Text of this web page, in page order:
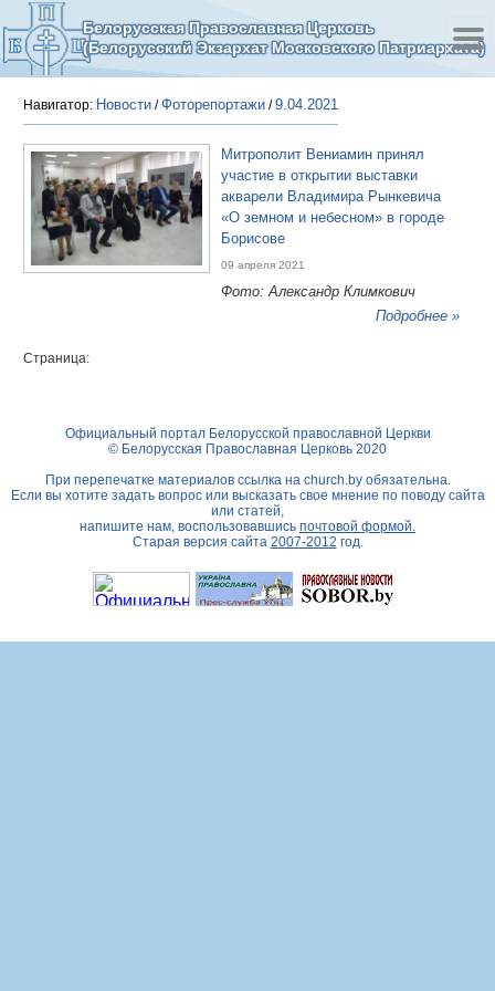
Белорусская Православная Церковь
(Белорусский Экзархат Московского Патриархата)
Навигатор: Новости /Фоторепортажи /9.04.2021
Митрополит Вениамин принял
участие в открытии выставки
акварели Владимира Рынкевича
«О земном и небесном» в городе
Борисове
09 апреля 2021
Фото: Александр Климкович
Подробнее »
Страница:
Официальный портал Белорусской православной Церкви
© Белорусская Православная Церковь 2020
При перепечатке материалов ссылка на church.byобязательна.
Если вы хотите задать вопрос или высказать свое мнение по поводу сайта
или статей,
напишите нам, воспользовавшись почтовой формой.
Старая версия сайта 2007-2012 год.